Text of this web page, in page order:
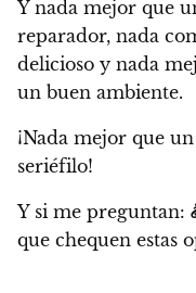
Y nada mejor que
reparador, nada
delicioso y nada
un buen ambiente.
¡Nada mejor que
seriéfilo!
Y si me preguntan:
que chequen estas